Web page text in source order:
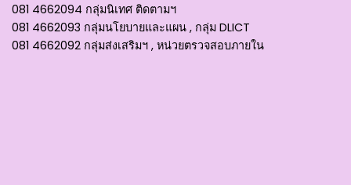
081 4662094 กลุ่มนิเทศ ติดตามฯ
081 4662093 กลุ่มนโยบายและแผน , กลุ่ม DLICT
081 4662092 กลุ่มส่งเสริมฯ , หน่วยตรวจสอบภายใน